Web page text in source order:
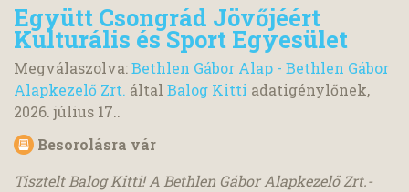
Együtt Csongrád Jövőjéért
Kulturális és Sport Egyesület
Megválaszolva:Bethlen Gábor Alap - Bethlen Gábor
Alapkezelő Zrt. által Balog Kitti adatigénylőnek,
2026. július 17..
Besorolásra vár
Tisztelt Balog Kitti! A Bethlen Gábor Alapkezelő Zrt.-